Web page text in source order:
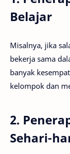
Belajar
Misalnya, jika
bekerja sama
banyak
kelompok dan
2.
Sehari-